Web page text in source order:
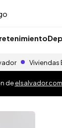
Viviendas
deelsalvador.com